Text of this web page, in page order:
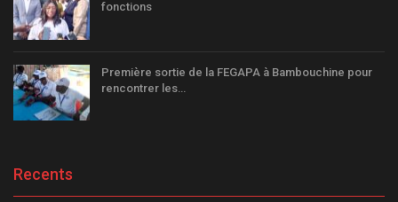
fonctions
Première sortie de la FEGAPA à Bambouchine pour
rencontrer les…
Recents